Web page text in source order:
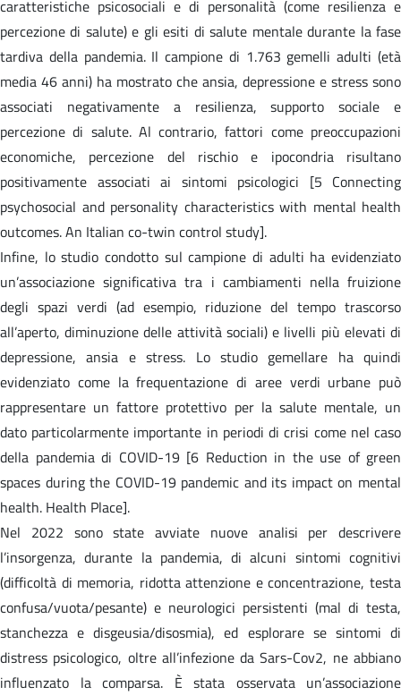
caratteristiche psicosociali e di personalità (come resilienza e
percezione di salute) e gli esiti di salute mentale durante la fase
tardiva della pandemia. Il campione di 1.763 gemelli adulti (età
media 46 anni) ha mostrato che ansia, depressione e stress sono
associati negativamente a resilienza, supporto sociale e
percezione di salute. Al contrario, fattori come preoccupazioni
economiche, percezione del rischio e ipocondria risultano
positivamente associati ai sintomi psicologici [5 Connecting
psychosocial and personality characteristics with mental health
outcomes. An Italian co-twin control study].
Infine, lo studio condotto sul campione di adulti ha evidenziato
un’associazione significativa tra i cambiamenti nella fruizione
degli spazi verdi (ad esempio, riduzione del tempo trascorso
all’aperto, diminuzione delle attività sociali) e livelli più elevati di
depressione, ansia e stress. Lo studio gemellare ha quindi
evidenziato come la frequentazione di aree verdi urbane può
rappresentare un fattore protettivo per la salute mentale, un
dato particolarmente importante in periodi di crisi come nel caso
della pandemia di COVID-19 [6 Reduction in the use of green
spaces during the COVID-19 pandemic and its impact on mental
health. Health Place].
Nel 2022 sono state avviate nuove analisi per descrivere
l’insorgenza, durante la pandemia, di alcuni sintomi cognitivi
(difficoltà di memoria, ridotta attenzione e concentrazione, testa
confusa/vuota/pesante) e neurologici persistenti (mal di testa,
stanchezza e disgeusia/disosmia), ed esplorare se sintomi di
distress psicologico, oltre all’infezione da Sars-Cov2, ne abbiano
influenzato la comparsa. È stata osservata un’associazione